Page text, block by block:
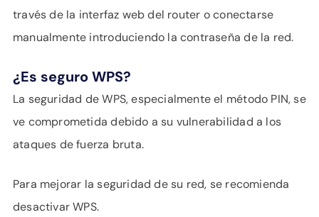
través de la interfaz web del router o conectarse
manualmente introduciendo la contraseña de la red.
¿Es seguro WPS?
La seguridad de WPS, especialmente el método PIN, se
ve comprometida debido a su vulnerabilidad a los
ataques de fuerza bruta.
Para mejorar la seguridad de su red, se recomienda
desactivar WPS.